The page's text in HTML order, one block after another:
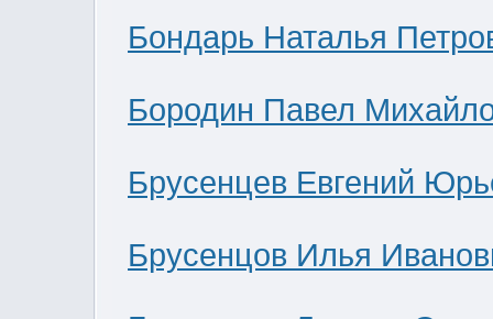
Бондарь Наталья
Бородин Павел
Брусенцев Евгений
Брусенцов Илья